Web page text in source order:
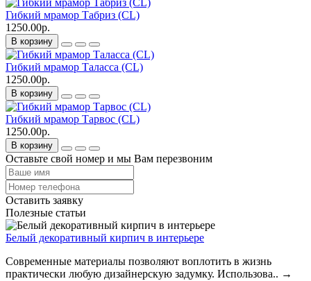
Гибкий мрамор Табриз (CL)
1250.00р.
В корзину
Гибкий мрамор Таласса (CL)
1250.00р.
В корзину
Гибкий мрамор Тарвос (CL)
1250.00р.
В корзину
Оставьте свой номер и мы Вам перезвоним
Оставить заявку
Полезные статьи
Белый декоративный кирпич в интерьере
Современные материалы позволяют воплотить в жизнь
практически любую дизайнерскую задумку. Использова.. →